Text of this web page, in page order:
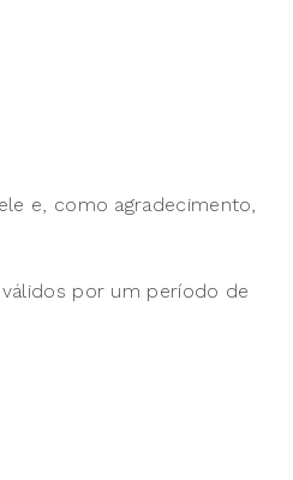
e, como agradecimento,
por um período de